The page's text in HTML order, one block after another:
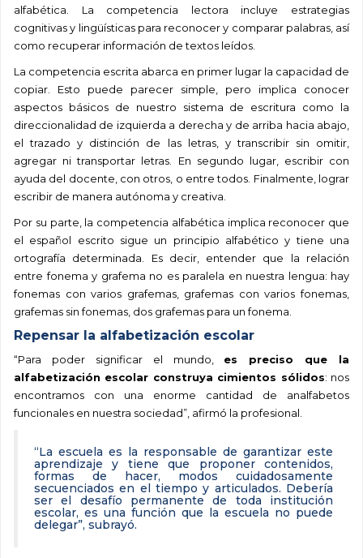
alfabética. La competencia lectora incluye estrategias
cognitivas y lingüísticas para reconocer y comparar palabras, así
como recuperar información de textos leídos.
La competencia escrita abarca en primer lugar la capacidad de
copiar. Esto puede parecer simple, pero implica conocer
aspectos básicos de nuestro sistema de escritura como la
direccionalidad de izquierda a derecha y de arriba hacia abajo,
el trazado y distinción de las letras, y transcribir sin omitir,
agregar ni transportar letras. En segundo lugar, escribir con
ayuda del docente, con otros, o entre todos. Finalmente, lograr
escribir de manera autónoma y creativa.
Por su parte, la competencia alfabética implica reconocer que
el español escrito sigue un principio alfabético y tiene una
ortografía determinada. Es decir, entender que la relación
entre fonema y grafema no es paralela en nuestra lengua: hay
fonemas con varios grafemas, grafemas con varios fonemas,
grafemas sin fonemas, dos grafemas para un fonema.
Repensar la alfabetización escolar
“Para poder significar el mundo, es preciso que la
alfabetización escolar construya cimientos sólidos: nos
encontramos con una enorme cantidad de analfabetos
funcionales en nuestra sociedad”, afirmó la profesional.
“La escuela es la responsable de garantizar este
aprendizaje y tiene que proponer contenidos,
formas de hacer, modos cuidadosamente
secuenciados en el tiempo y articulados. Debería
ser el desafío permanente de toda institución
escolar, es una función que la escuela no puede
delegar”, subrayó.